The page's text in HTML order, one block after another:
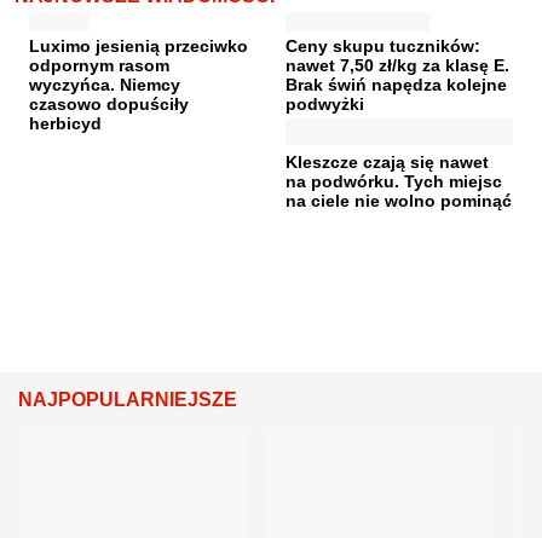
Luximo jesienią przeciwko
odpornym rasom
wyczyńca. Niemcy
czasowo dopuściły
herbicyd
Ceny skupu tuczników:
nawet 7,50 zł/kg za klasę E.
Brak świń napędza kolejne
podwyżki
Kleszcze czają się nawet
na podwórku. Tych miejsc
na ciele nie wolno pominąć
NAJPOPULARNIEJSZE